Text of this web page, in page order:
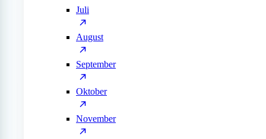
Juli
August
September
Oktober
November